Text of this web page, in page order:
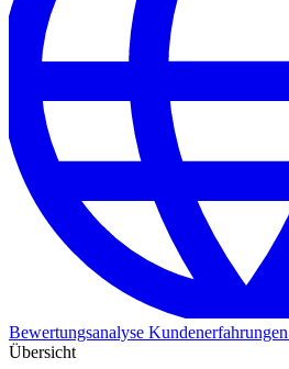
Bewertungsanalyse Kundenerfahrungen
Übersicht